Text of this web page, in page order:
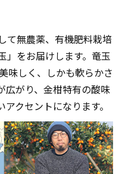
て無農薬、有機肥料栽培
」をお届けします。竜玉
味しく、しかも軟らかさ
広がり、金柑特有の酸味
クセントになります。